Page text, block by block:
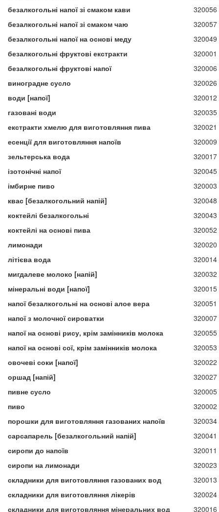
безалкогольні напої зі смаком кави
320056
безалкогольні напої зі смаком чаю
320057
безалкогольні напої на основі меду
320049
безалкогольні фруктові екстракти
320001
безалкогольні фруктові напої
320006
виноградне сусло
320026
води [напої]
320012
газовані води
320035
екстракти хмелю для виготовляння пива
320021
есенції для виготовляння напоїв
320009
зельтерська вода
320017
ізотонічні напої
320045
імбирне пиво
320003
квас [безалкогольний напій]
320048
коктейлі безалкогольні
320043
коктейлі на основі пива
320052
лимонади
320020
літієва вода
320014
мигдалеве молоко [напій]
320032
мінеральні води [напої]
320015
напої безалкогольні на основі алое вера
320051
напої з молочної сироватки
320007
напої на основі рису, крім замінників молока
320055
напої на основі сої, крім замінників молока
320053
овочеві соки [напої]
320022
оршад [напій]
320027
пивне сусло
320005
пиво
320002
порошки для виготовляння газованих напоїв
320034
сарсапарель [безалкогольний напій]
320041
сиропи до напоїв
320011
сиропи на лимонади
320023
складники для виготовляння газованих вод
320013
складники для виготовляння лікерів
320024
складники для виготовляння мінеральних вод
320016